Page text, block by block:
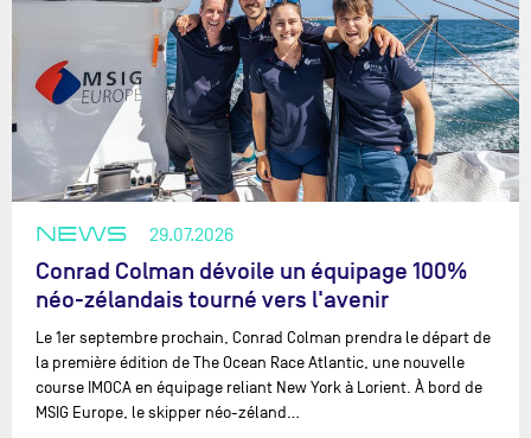
NEWS 29.07.2026
Conrad Colman dévoile un équipage 100%
néo-zélandais tourné vers l'avenir
Le 1er septembre prochain, Conrad Colman prendra le départ de
la première édition de The Ocean Race Atlantic, une nouvelle
course IMOCA en équipage reliant New York à Lorient. À bord de
MSIG Europe, le skipper néo-zéland…